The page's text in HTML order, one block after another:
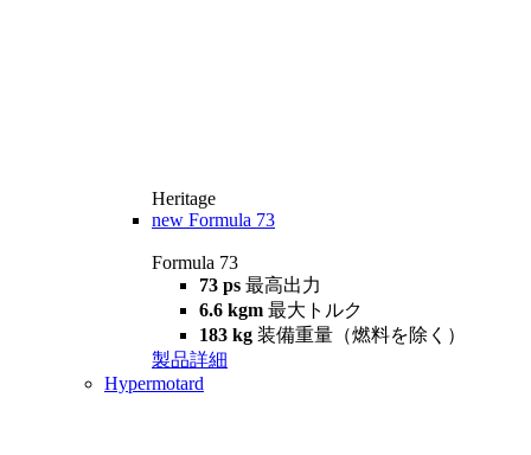
Heritage
new Formula 73
Formula 73
73 ps 最高出力
6.6 kgm 最大トルク
183 kg 装備重量（燃料を除く）
製品詳細
Hypermotard